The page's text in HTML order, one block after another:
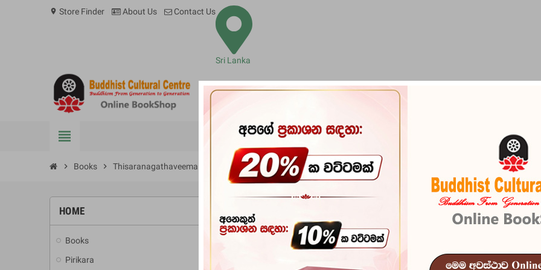
location_on Store Finder About Us Contact Us
Sri Lanka
view_headline BOOKS PIRIKARA BUDDHA STATUES RITUAL ITEMS &
chevron_right Books chevron_right Thisaranagathaveema
HOME
Books
Pirikara
-20%
In stock